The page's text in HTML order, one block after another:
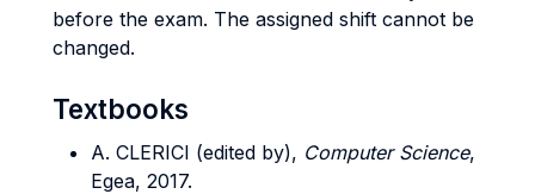
before the exam. The assigned shift cannot be
changed.
Textbooks
A. CLERICI (edited by), Computer Science,
Egea, 2017.